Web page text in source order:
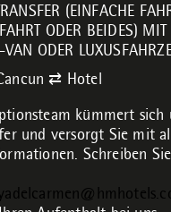
(EINFACHE
ODER BEIDES) MIT
ODER
⇄ Hotel
kümmert sich
und versorgt Sie mit
Schreiben